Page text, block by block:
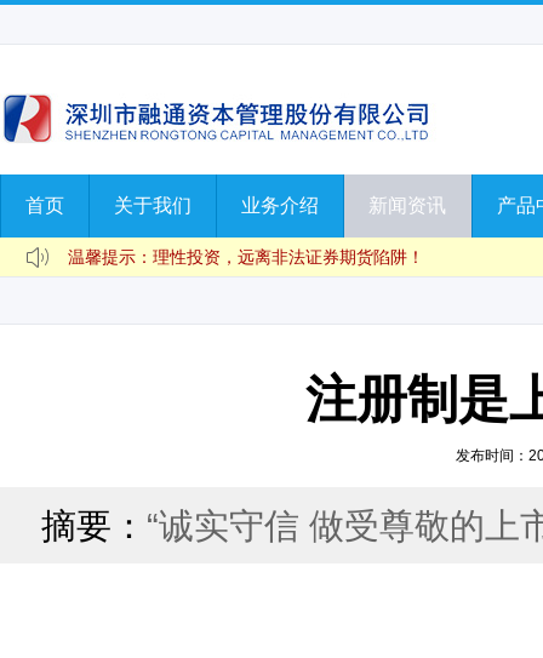
首页 关于我们 业务介绍 新闻资讯 产品
温馨提示：正确认识私募，远离非法投资！
注册制是
发布时间：
摘要： “诚实守信 做受尊敬的上